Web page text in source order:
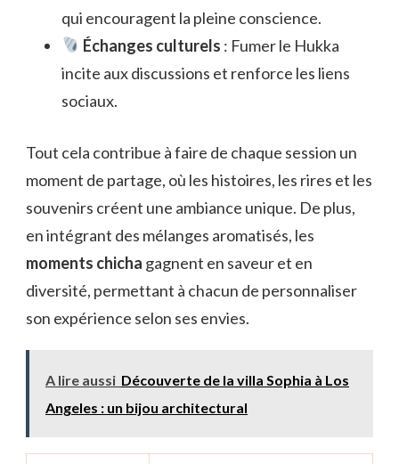
qui encouragent la pleine conscience.
Échanges culturels : Fumer le Hukka
incite aux discussions et renforce les liens
sociaux.
Tout cela contribue à faire de chaque session un
moment de partage, où les histoires, les rires et les
souvenirs créent une ambiance unique. De plus,
en intégrant des mélanges aromatisés, les
moments chicha gagnent en saveur et en
diversité, permettant à chacun de personnaliser
son expérience selon ses envies.
A lire aussi Découverte de la villa Sophia à Los
Angeles : un bijou architectural